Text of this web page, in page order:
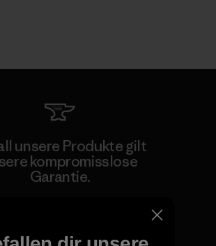
unsere Produkte gilt
kompromisslose
Garantie.